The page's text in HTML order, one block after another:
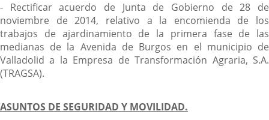
- Rectificar acuerdo de Junta de Gobierno de 28 de
noviembre de 2014, relativo a la encomienda de los
trabajos de ajardinamiento de la primera fase de las
medianas de la Avenida de Burgos en el municipio de
Valladolid a la Empresa de Transformación Agraria, S.A.
(TRAGSA).
ASUNTOS DE SEGURIDAD Y MOVILIDAD.